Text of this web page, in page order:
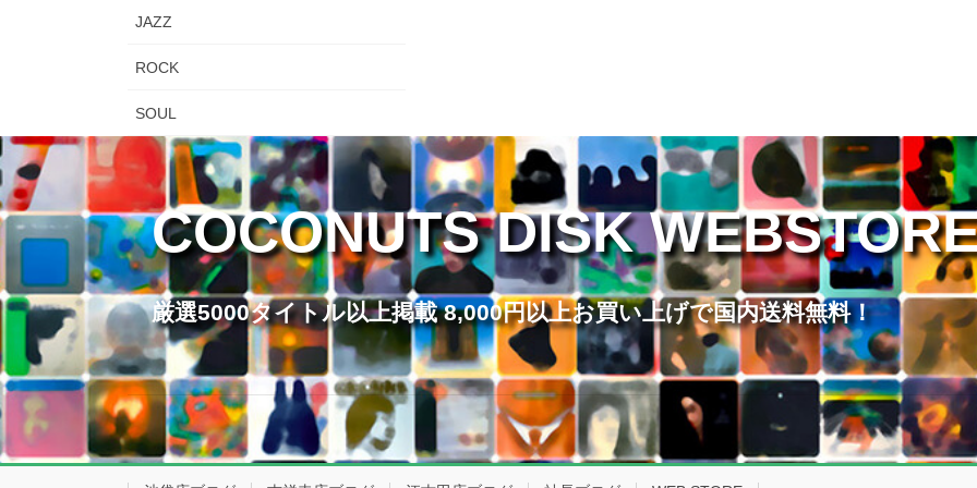
JAZZ
ROCK
SOUL
COCONUTS DISK
厳選5000タイトル以上掲載 8,000円以上お買い上げで国内送料無料！